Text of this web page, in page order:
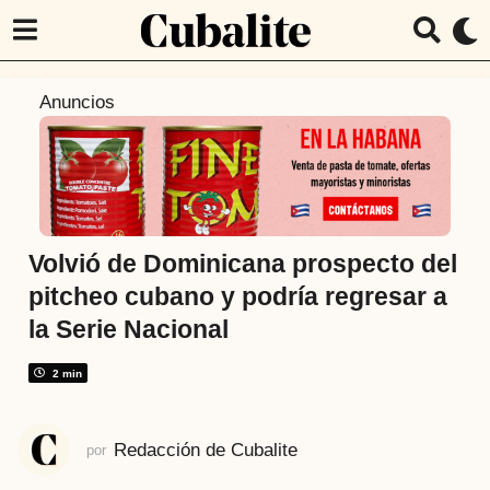
r
s
1
a
a
Anuncios
Volvió de Dominicana prospecto del
pitcheo cubano y podría regresar a
la Serie Nacional
2 min
por Redacción de Cubalite